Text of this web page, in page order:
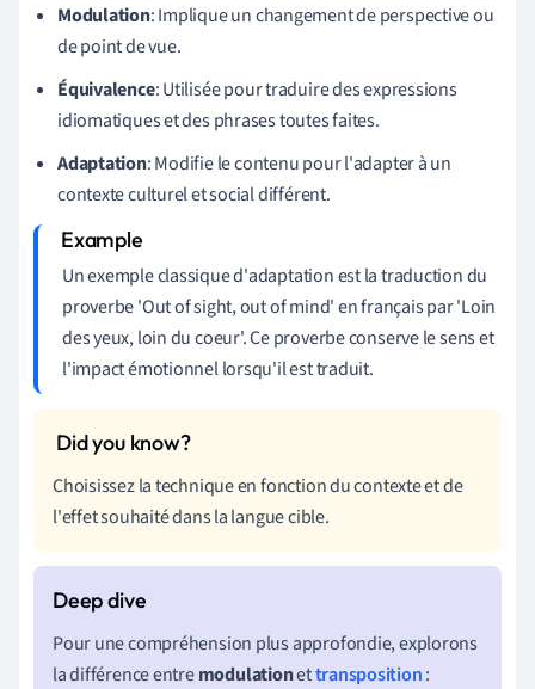
Modulation: Implique un changement de perspective ou
de point de vue.
Équivalence: Utilisée pour traduire des expressions
idiomatiques et des phrases toutes faites.
Adaptation: Modifie le contenu pour l'adapter à un
contexte culturel et social différent.
Un exemple classique d'adaptation est la traduction du
proverbe 'Out of sight, out of mind' en français par 'Loin
des yeux, loin du coeur'. Ce proverbe conserve le sens et
l'impact émotionnel lorsqu'il est traduit.
Choisissez la technique en fonction du contexte et de
l'effet souhaité dans la langue cible.
Pour une compréhension plus approfondie, explorons
la différence entremodulationettransposition: